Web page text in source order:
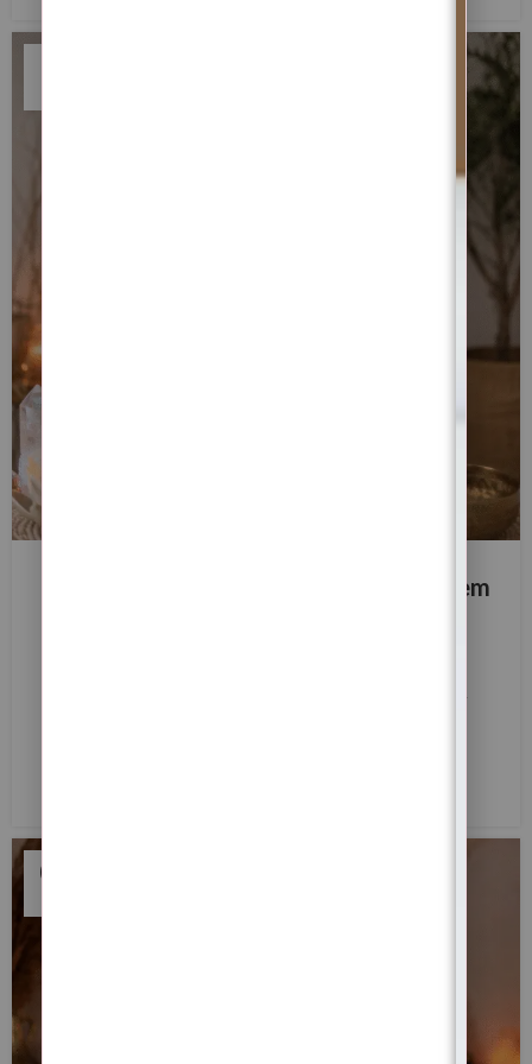
21 de Junho – Ritual da Lua Crescente em
Lua Crescente em Balança e Solstício de Verão 2026 —
06